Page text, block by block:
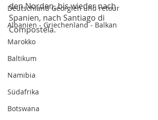
Deutschland Georgien und retour
Albanien - Griechenland - Balkan
Marokko
Baltikum
Namibia
Südafrika
Botswana
den Norden, bis wieder nach
Spanien, nach Santiago di
Compostela.